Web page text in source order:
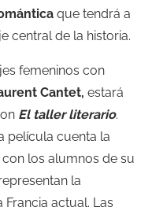
que tendrá a
central de la historia.
femeninos con
Cantet, estará
El taller literario.
película cuenta la
los alumnos de su
la
actual. Las